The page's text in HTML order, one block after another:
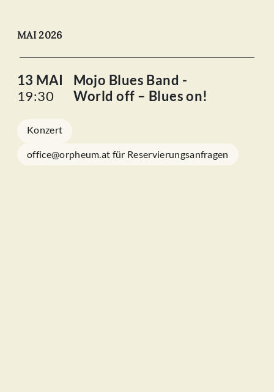
MAI 2026
13 MAI
19:30
Mojo Blues Band -
World off – Blues on!
Konzert
office@orpheum.at für Reservierungsanfragen